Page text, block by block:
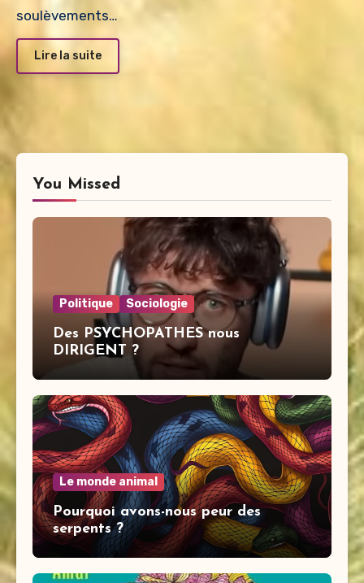
soulèvements…
Lire la suite
You Missed
Politique Sociologie
Des PSYCHOPATHES nous
DIRIGENT ?
Le monde animal
Pourquoi avons-nous peur des
serpents ?